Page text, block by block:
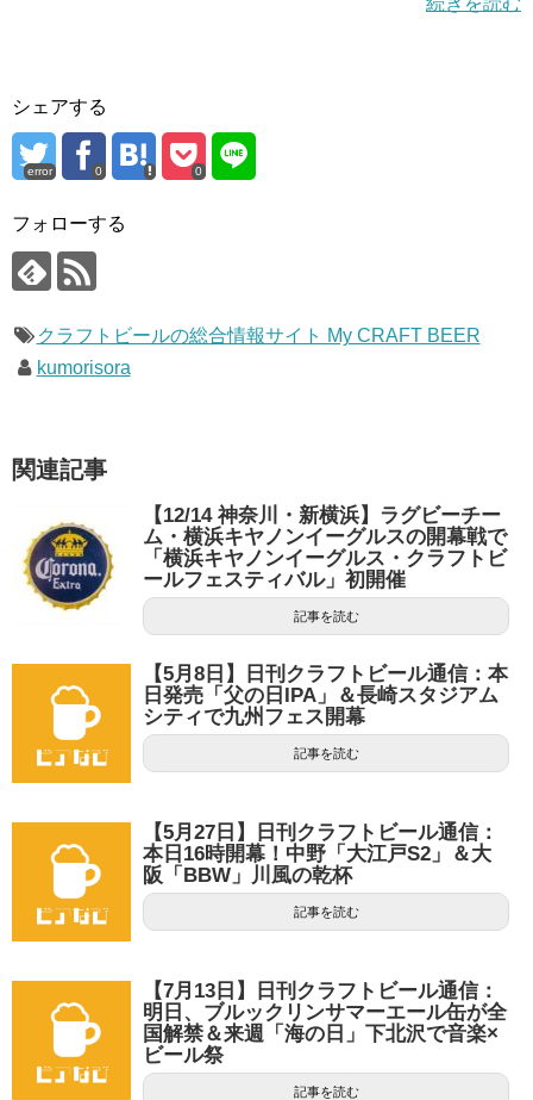
シェアする
error 0 0
フォローする
クラフトビールの総合情報サイト My CRAFT BEER
kumorisora
関連記事
【12/14 神奈川・新横浜】ラグビーチー
ム・横浜キヤノンイーグルスの開幕戦で
「横浜キヤノンイーグルス・クラフトビ
ールフェスティバル」初開催
記事を読む
【5月8日】日刊クラフトビール通信：本
日発売「父の日IPA」＆長崎スタジアム
シティで九州フェス開幕
記事を読む
【5月27日】日刊クラフトビール通信：
本日16時開幕！中野「大江戸S2」＆大
阪「BBW」川風の乾杯
記事を読む
【7月13日】日刊クラフトビール通信：
明日、ブルックリンサマーエール缶が全
国解禁＆来週「海の日」下北沢で音楽×
ビール祭
記事を読む